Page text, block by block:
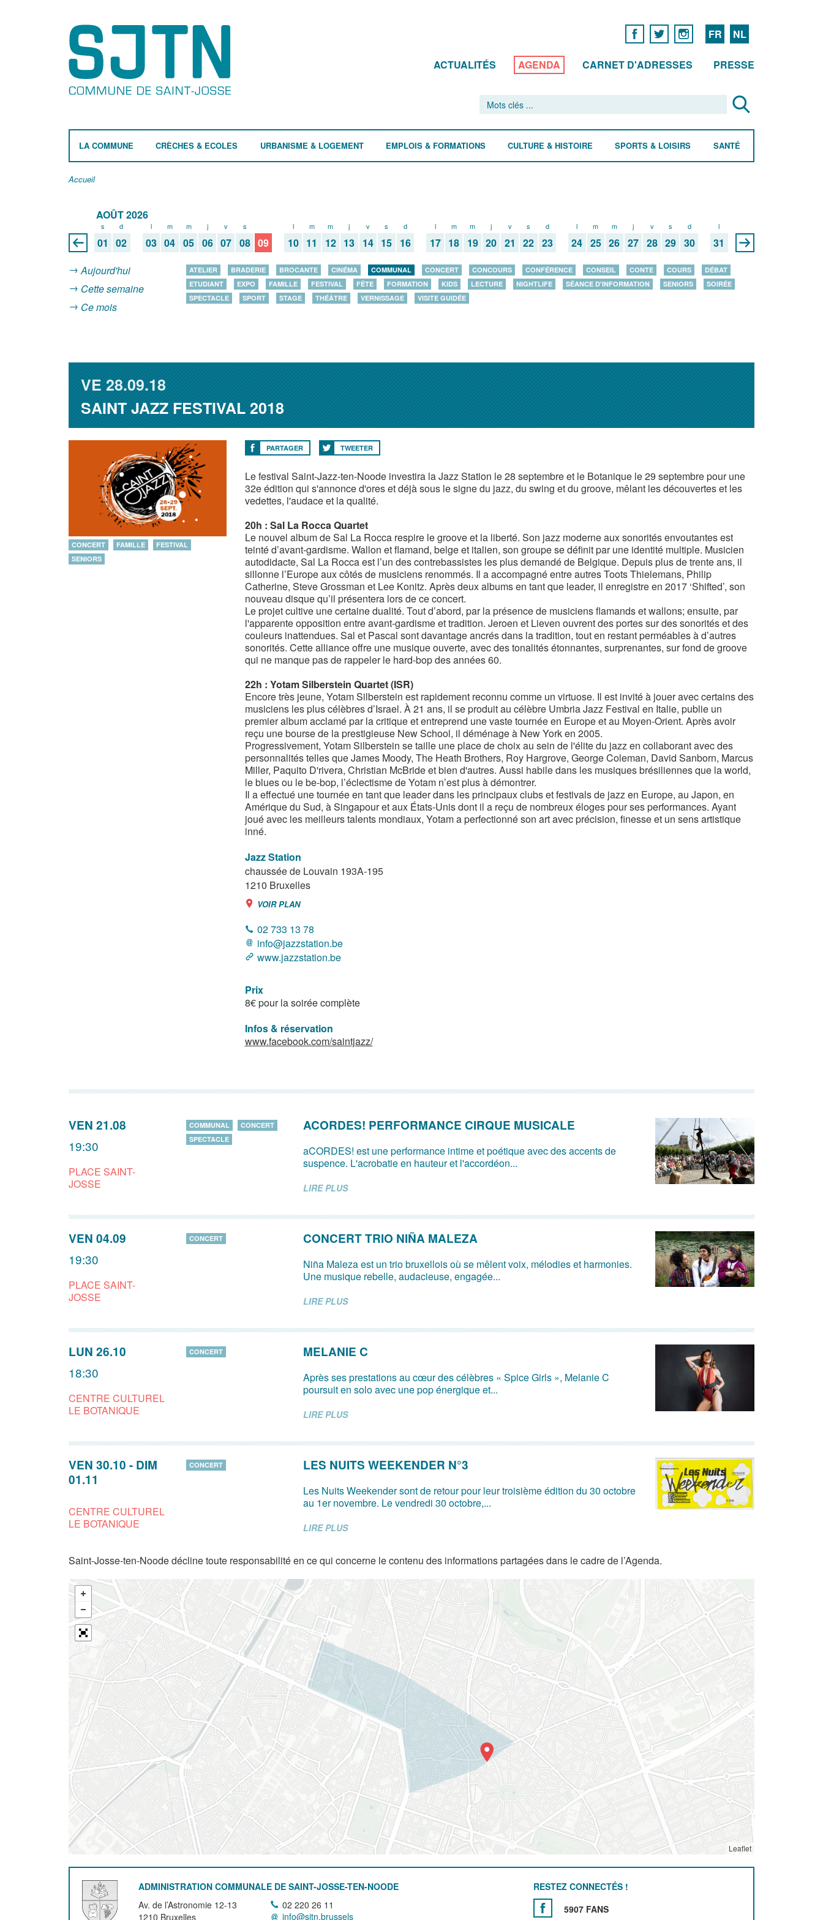
FR NL
ACTUALITÉS AGENDA CARNET D'ADRESSES PRESSE
LA COMMUNE CRÈCHES & ECOLES URBANISME & LOGEMENT EMPLOIS & FORMATIONS CULTURE & HISTOIRE SPORTS & LOISIRS SANTÉ
Accueil
AOÛT 2026
s
01
d
02
l
03
m
04
m
05
j
06
v
07
s
08 09
l
10
m
11
m
12
j
13
v
14
s
15
d
16
l
17
m
18
m
19
j
20
v
21
s
22
d
23
l
24
m
25
m
26
j
27
v
28
s
29
d
30
l
31
Aujourd'hui
Cette semaine
Ce mois
ATELIER BRADERIE BROCANTE CINÉMA COMMUNAL CONCERT CONCOURS CONFÉRENCE CONSEIL CONTE COURS
DÉBAT
ETUDIANT
EXPO FAMILLE FESTIVAL FÊTE FORMATION KIDS LECTURE NIGHTLIFE SÉANCE D'INFORMATION SENIORS
SOIRÉE
SPECTACLE
SPORT STAGE THÉÂTRE VERNISSAGE VISITE GUIDÉE
VE28.09.18
SAINT JAZZ FESTIVAL 2018
CONCERT FAMILLE
FESTIVAL
SENIORS
PARTAGER TWEETER
Le festival Saint-Jazz-ten-Noode investira la Jazz Station le 28 septembre et le Botanique le 29 septembre pour une
32e édition qui s'annonce d'ores et déjà sous le signe du jazz, du swing et du groove, mêlant les découvertes et les
vedettes, l'audace et la qualité.
20h : Sal La Rocca Quartet
Le nouvel album de Sal La Rocca respire le groove et la liberté. Son jazz moderne aux sonorités envoutantes est
teinté d’avant-gardisme. Wallon et flamand, belge et italien, son groupe se définit par une identité multiple. Musicien
autodidacte, Sal La Rocca est l’un des contrebassistes les plus demandé de Belgique. Depuis plus de trente ans, il
sillonne l’Europe aux côtés de musiciens renommés. Il a accompagné entre autres Toots Thielemans, Philip
Catherine, Steve Grossman et Lee Konitz. Après deux albums en tant que leader, il enregistre en 2017 ‘Shifted’, son
nouveau disque qu’il présentera lors de ce concert.
Le projet cultive une certaine dualité. Tout d’abord, par la présence de musiciens flamands et wallons; ensuite, par
l'apparente opposition entre avant-gardisme et tradition. Jeroen et Lieven ouvrent des portes sur des sonorités et des
couleurs inattendues. Sal et Pascal sont davantage ancrés dans la tradition, tout en restant perméables à d’autres
sonorités. Cette alliance offre une musique ouverte, avec des tonalités étonnantes, surprenantes, sur fond de groove
qui ne manque pas de rappeler le hard-bop des années 60.
22h : Yotam Silberstein Quartet (ISR)
Encore très jeune, Yotam Silberstein est rapidement reconnu comme un virtuose. Il est invité à jouer avec certains des
musiciens les plus célèbres d’Israel. À 21 ans, il se produit au célèbre Umbria Jazz Festival en Italie, publie un
premier album acclamé par la critique et entreprend une vaste tournée en Europe et au Moyen-Orient. Après avoir
reçu une bourse de la prestigieuse New School, il déménage à New York en 2005.
Progressivement, Yotam Silberstein se taille une place de choix au sein de l'élite du jazz en collaborant avec des
personnalités telles que James Moody, The Heath Brothers, Roy Hargrove, George Coleman, David Sanborn, Marcus
Miller, Paquito D'rivera, Christian McBride et bien d'autres. Aussi habile dans les musiques brésiliennes que la world,
le blues ou le be-bop, l’éclectisme de Yotam n’est plus à démontrer.
Il a effectué une tournée en tant que leader dans les principaux clubs et festivals de jazz en Europe, au Japon, en
Amérique du Sud, à Singapour et aux États-Unis dont il a reçu de nombreux éloges pour ses performances. Ayant
joué avec les meilleurs talents mondiaux, Yotam a perfectionné son art avec précision, finesse et un sens artistique
inné.
Jazz Station
chaussée de Louvain 193A-195
1210 Bruxelles
VOIR PLAN
02 733 13 78
info@jazzstation.be
www.jazzstation.be
Prix
8€ pour la soirée complète
Infos & réservation
www.facebook.com/saintjazz/
VEN 21.08
19:30
PLACE SAINT-
JOSSE
COMMUNAL
CONCERT
SPECTACLE
ACORDES! PERFORMANCE CIRQUE MUSICALE
aCORDES! est une performance intime et poétique avec des accents de
suspence. L'acrobatie en hauteur et l'accordéon...
LIRE PLUS
VEN 04.09
19:30
PLACE SAINT-
JOSSE
CONCERT CONCERT TRIO NIÑA MALEZA
Niña Maleza est un trio bruxellois où se mêlent voix, mélodies et harmonies.
Une musique rebelle, audacieuse, engagée...
LIRE PLUS
LUN 26.10
18:30
CENTRE CULTUREL
LE BOTANIQUE
CONCERT MELANIE C
Après ses prestations au cœur des célèbres « Spice Girls », Melanie C
poursuit en solo avec une pop énergique et...
LIRE PLUS
VEN 30.10 - DIM
01.11
CENTRE CULTUREL
LE BOTANIQUE
CONCERT LES NUITS WEEKENDER N°3
Les Nuits Weekender sont de retour pour leur troisième édition du 30 octobre
au 1er novembre. Le vendredi 30 octobre,...
LIRE PLUS
Saint-Josse-ten-Noode décline toute responsabilité en ce qui concerne le contenu des informations partagées dans le cadre de l’Agenda.
Leaflet
ADMINISTRATION COMMUNALE DE SAINT-JOSSE-TEN-NOODE
Av. de l’Astronomie 12-13
1210 Bruxelles
02 220 26 11
info@sjtn.brussels
RESTEZ CONNECTÉS !
5907 FANS